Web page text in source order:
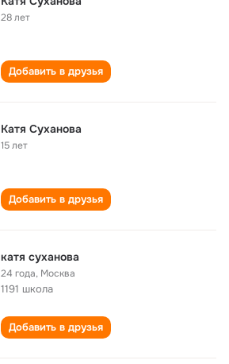
28 лет
Добавить в друзья
Катя Суханова
15 лет
Добавить в друзья
катя суханова
24 года, Москва
1191 школа
Добавить в друзья